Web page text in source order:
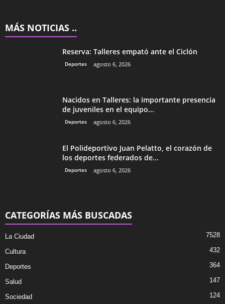
MÁS NOTICIAS ..
Reserva: Talleres empató ante el Ciclón
Deportes agosto 6, 2026
Nacidos en Talleres: la importante presencia
de juveniles en el equipo...
Deportes agosto 6, 2026
El Polideportivo Juan Pelatto, el corazón de
los deportes federados de...
Deportes agosto 6, 2026
CATEGORÍAS MÁS BUSCADAS
La Ciudad 7528
Cultura 432
Deportes 364
Salud 147
Sociedad 124